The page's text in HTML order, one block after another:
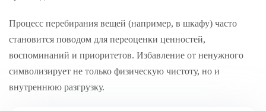
Процесс перебирания вещей (например, в шкафу) часто
становится поводом для переоценки ценностей,
воспоминаний и приоритетов. Избавление от ненужного
символизирует не только физическую чистоту, но и
внутреннюю разгрузку.